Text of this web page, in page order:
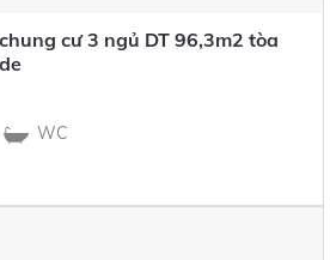
cư 3 ngủ DT 96,3m2 tòa
WC